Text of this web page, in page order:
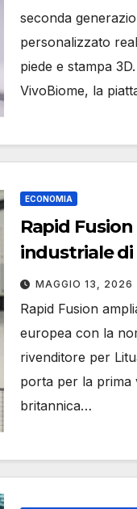
seconda
personalizzato
piede e stampa
VivoBiome, la
ECONOMIA
Rapid
industriale
Lituania e
MAGGIO 13, 2026
Rapid Fusion
europea con la
rivenditore per
porta per la prima
britannica…